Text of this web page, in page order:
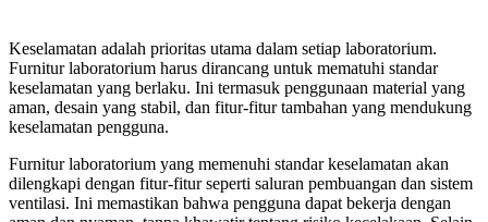
Keselamatan adalah prioritas utama dalam setiap laboratorium.
Furnitur laboratorium harus dirancang untuk mematuhi standar
keselamatan yang berlaku. Ini termasuk penggunaan material yang
aman, desain yang stabil, dan fitur-fitur tambahan yang mendukung
keselamatan pengguna.
Furnitur laboratorium yang memenuhi standar keselamatan akan
dilengkapi dengan fitur-fitur seperti saluran pembuangan dan sistem
ventilasi. Ini memastikan bahwa pengguna dapat bekerja dengan